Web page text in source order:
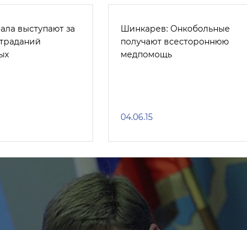
выступают за
Шинкарев: Онкобольные
получают всестороннюю
медпомощь
04.06.15